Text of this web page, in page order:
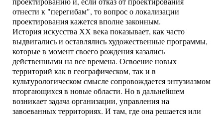
отнести к "перегибам", то вопрос о локализации
проектирования кажется вполне законным.
История искусства ХХ века показывает, как часто
выдвигались и оставлялись художественные программы,
которые в момент своего рождения казались
действенными на все времена. Освоение новых
территорий как в географическом, так и в
культурологическом смысле сопровождается энтузиазмом
вторгающихся в новые области. Но в дальнейшем
возникает задача организации, управления на
завоеванных территориях. И там, где она решается или